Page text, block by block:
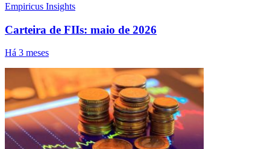
Empiricus Insights
Carteira de FIIs: maio de 2026
Há 3 meses